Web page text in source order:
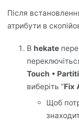
Після
атрибути в
В hekate
Touch •
виберіть “Fix
Щоб